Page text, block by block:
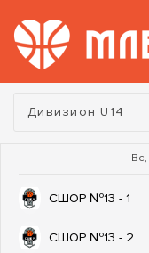
Турнир:
Дивизион U14
СШОР №13 - 1
СШОР №13 - 2